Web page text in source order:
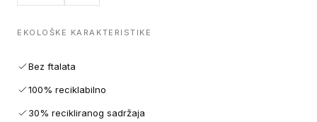
EKOLOŠKE KARAKTERISTIKE
Bez ftalata
100% reciklabilno
30% recikliranog sadržaja